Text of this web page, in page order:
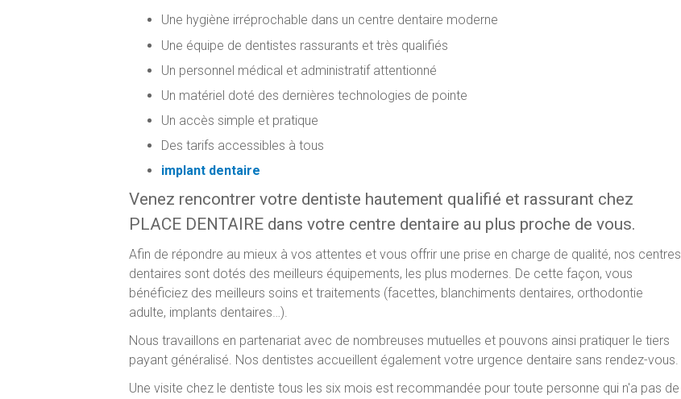
Une hygiène irréprochable dans un centre dentaire moderne
Une équipe de dentistes rassurants et très qualifiés
Un personnel médical et administratif attentionné
Un matériel doté des dernières technologies de pointe
Un accès simple et pratique
Des tarifs accessibles à tous
implant dentaire
Venez rencontrer votre dentiste hautement qualifié et rassurant chez
PLACE DENTAIRE dans votre centre dentaire au plus proche de vous.
Afin de répondre au mieux à vos attentes et vous offrir une prise en charge de qualité, nos centres
dentaires sont dotés des meilleurs équipements, les plus modernes. De cette façon, vous
bénéficiez des meilleurs soins et traitements (facettes, blanchiments dentaires, orthodontie
adulte, implants dentaires…).
Nous travaillons en partenariat avec de nombreuses mutuelles et pouvons ainsi pratiquer le tiers
payant généralisé. Nos dentistes accueillent également votre urgence dentaire sans rendez-vous.
Une visite chez le dentiste tous les six mois est recommandée pour toute personne qui n'a pas de